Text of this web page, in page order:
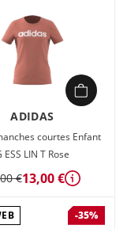
une touche fun
plus durable.
ADIDAS
courtes Enfant
ESS LIN T Rose
€13,00 € Détails
-35%